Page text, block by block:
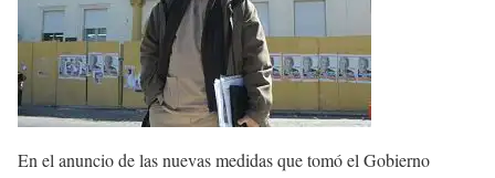
En el anuncio de las nuevas medidas que tomó el Gobierno